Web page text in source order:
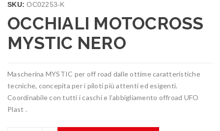
SKU:OC02253-K
OCCHIALI MOTOCROSS
MYSTIC NERO
Mascherina MYSTIC per off road dalle ottime caratteristiche
tecniche, concepita per i piloti più attenti ed esigenti.
Coordinabile con tutti i caschi e l’abbigliamento offroad UFO
Plast .